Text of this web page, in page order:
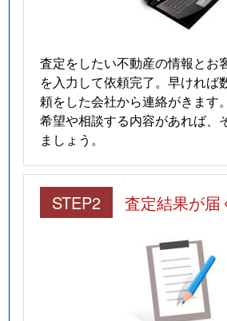
査定をしたい不動産の情報とお
を入力して依頼完了。早ければ
頼をした会社から連絡がきます。
希望や相談する内容があれば、
ましょう。
STEP2 査定結果が届